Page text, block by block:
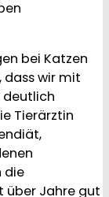
bei Katzen
dass wir mit
deutlich
Tierärztin
die
über Jahre gut